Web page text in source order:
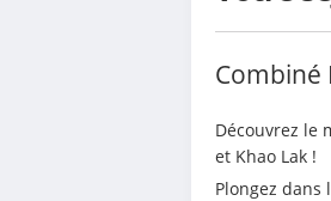
Combiné
Découvrez le
et Khao Lak !
Plongez